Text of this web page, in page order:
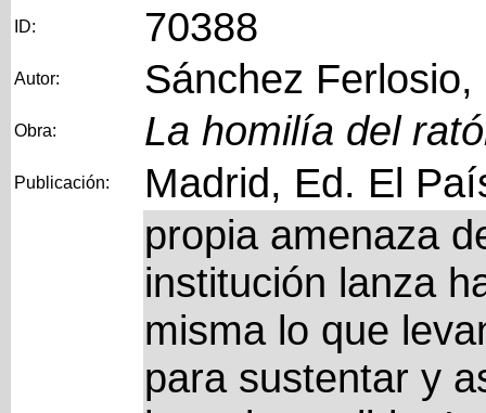
ID: 70388
Autor: Sánchez Ferlosio,
Obra: La homilía del
Publicación: Madrid, Ed. El
propia amenaza
institución lanza
misma lo que
para sustentar y